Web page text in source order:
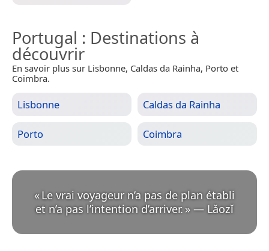
Portugal : Destinations à
découvrir
En savoir plus sur Lisbonne, Caldas da Rainha, Porto et
Coimbra.
Lisbonne Caldas da Rainha
Porto Coimbra
«Le vrai voyageur n’a pas de plan établi
et n’a pas l’intention d’arriver. » — Lǎozǐ